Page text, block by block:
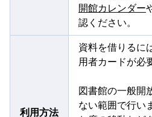
開館カレンダー
認ください。
利用方法
資料を借りるに
用者カードが必
図書館の一般開
ない範囲で行い